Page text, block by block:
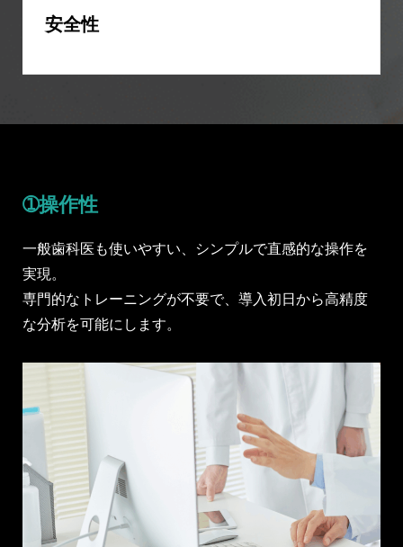
安全性
➀操作性
一般歯科医も使いやすい、シンプルで直感的な操作を
実現。
専門的なトレーニングが不要で、導入初日から高精度
な分析を可能にします。